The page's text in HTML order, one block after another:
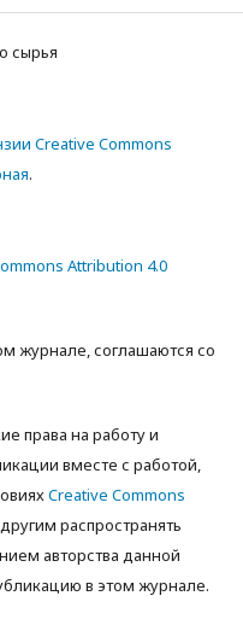
сырья
Creative Commons
.
Attribution 4.0
журнале, соглашаются со
права на работу и
вместе с работой,
Creative Commons
распространять
авторства данной
в этом журнале.